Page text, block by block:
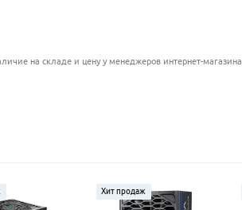
на складе и цену у менеджеров интернет-магазина.
Хит продаж